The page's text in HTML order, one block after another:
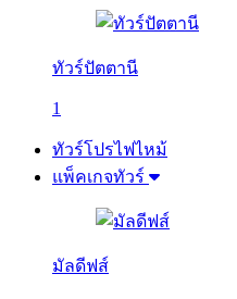
ทัวร์ปัตตานี
1
ทัวร์โปรไฟไหม้
แพ็คเกจทัวร์
มัลดีฟส์